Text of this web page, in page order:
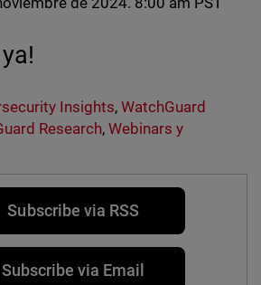
Insights,WatchGuard
Research,Webinars y
Subscribe via RSS
Subscribe via Email